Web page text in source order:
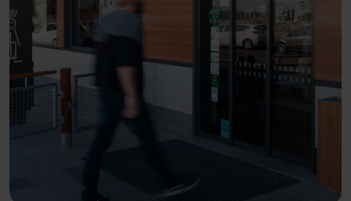
Blog
Sobre nosotros
manusa@manusa.com